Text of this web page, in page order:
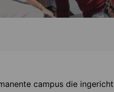
campus die